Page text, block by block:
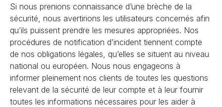
Si nous prenions connaissance d’une brèche de la
sécurité, nous avertirions les utilisateurs concernés afin
qu’ils puissent prendre les mesures appropriées. Nos
procédures de notification d’incident tiennent compte
de nos obligations légales, qu’elles se situent au niveau
national ou européen. Nous nous engageons à
informer pleinement nos clients de toutes les questions
relevant de la sécurité de leur compte et à leur fournir
toutes les informations nécessaires pour les aider à